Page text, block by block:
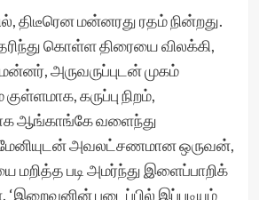
திடீரென மன்னரது ரதம் நின்றது.
கொள்ள திரையை விலக்கி,
அருவருப்புடன் முகம்
குள்ளமாக, கருப்பு நிறம்,
ஆங்காங்கே வளைந்து
மேனியுடன் அவலட்சணமான ஒருவன்,
மறித்த படி அமர்ந்து இளைப்பாறிக்
படைப்பில் இப்படியும்